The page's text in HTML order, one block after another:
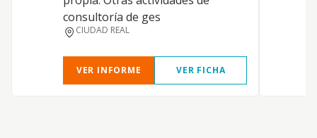
consultoría de ges
CIUDAD REAL
VER INFORME VER FICHA